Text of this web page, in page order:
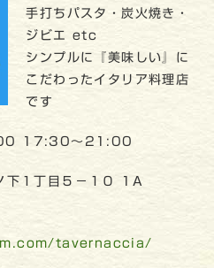
手打ちパスタ・炭火焼き・
ジビエ etc
シンプルに『美味しい』に
こだわったイタリア料理店
です
17:30〜21:00
下１丁目５−１０ 1A
tavernaccia/